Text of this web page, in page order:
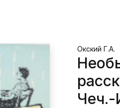
Окский Г.А.
Чеч.-